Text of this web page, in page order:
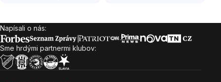
Zápätie
Napísali o nás:
Sme hrdými partnermi klubov: